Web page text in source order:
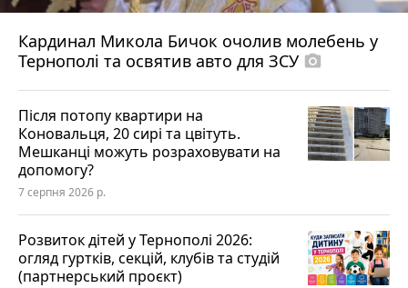
Кардинал Микола Бичок очолив молебень у
Тернополі та освятив авто для ЗСУ photo_camera
Після потопу квартири на
Коновальця, 20 сирі та цвітуть.
Мешканці можуть розраховувати на
допомогу?
7 серпня 2026 р.
Розвиток дітей у Тернополі 2026:
огляд гуртків, секцій, клубів та студій
(партнерський проєкт)